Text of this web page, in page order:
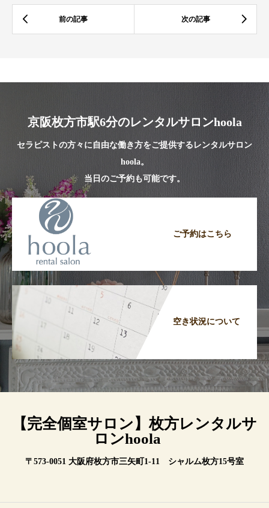
京阪枚方市駅6分のレンタルサロンhoola
セラピストの方々に自由な働き方をご提供するレンタルサロン
hoola。
当日のご予約も可能です。
ご予約はこちら
空き状況について
【完全個室サロン】枚方レンタルサ
ロンhoola
〒573-0051 大阪府枚方市三矢町1-11 シャルム枚方15号室